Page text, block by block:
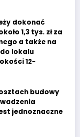
dokonać
1,3 tys. zł za
a także na
lokalu
12-
budowy
jednoznaczne